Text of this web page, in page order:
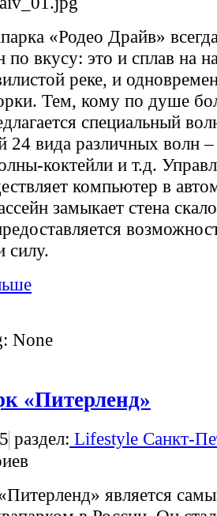
«Родео Драйв»
по вкусу: это и сплав на
реке, и
Тем, кому по душе
специальный
24 вида различных волн –
коктейли и т.д.
компьютер в
замыкает стена
силу.
None
«Питерленд»
раздел: Lifestyle Санкт-
является